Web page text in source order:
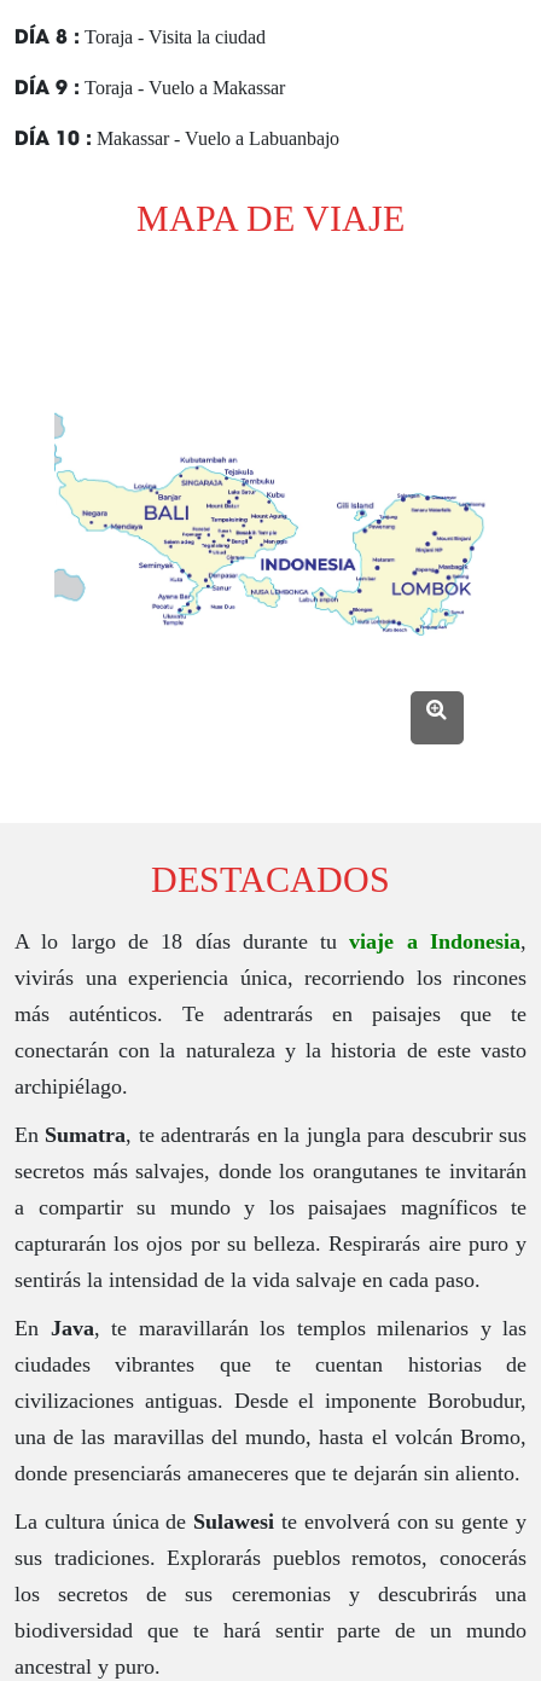
DÍA 8 : Toraja - Visita la ciudad
DÍA 9 : Toraja - Vuelo a Makassar
DÍA 10 : Makassar - Vuelo a Labuanbajo
DÍA 16 :
DÍA 17 : Ubud - Día libre
Bali - Salida
MAPA DE VIAJE
DESTACADOS
A lo largo de 18 días durante tuviaje a Indonesia,
vivirás una experiencia única, recorriendo los rincones
más auténticos. Te adentrarás en paisajes que te
conectarán con la naturaleza y la historia de este vasto
archipiélago.
En Sumatra, te adentrarás en la jungla para descubrir sus
secretos más salvajes, donde los orangutanes te invitarán
a compartir su mundo y los paisajaes magníficos te
capturarán los ojos por su belleza. Respirarás aire puro y
sentirás la intensidad de la vida salvaje en cada paso.
En Java, te maravillarán los templos milenarios y las
ciudades vibrantes que te cuentan historias de
civilizaciones antiguas. Desde el imponente Borobudur,
una de las maravillas del mundo, hasta el volcán Bromo,
donde presenciarás amaneceres que te dejarán sin aliento.
La cultura única de Sulawesi te envolverá con su gente y
sus tradiciones. Explorarás pueblos remotos, conocerás
los secretos de sus ceremonias y descubrirás una
biodiversidad que te hará sentir parte de un mundo
ancestral y puro.